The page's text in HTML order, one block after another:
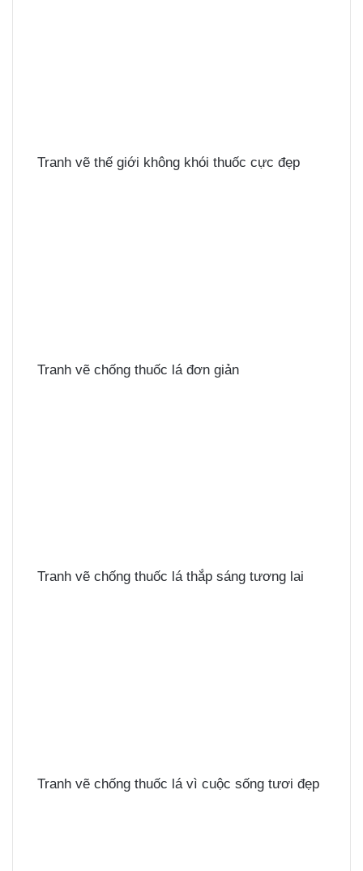
Tranh vẽ thế giới không khói thuốc cực đẹp
Tranh vẽ chống thuốc lá đơn giản
Tranh vẽ chống thuốc lá thắp sáng tương lai
Tranh vẽ chống thuốc lá vì cuộc sống tươi đẹp